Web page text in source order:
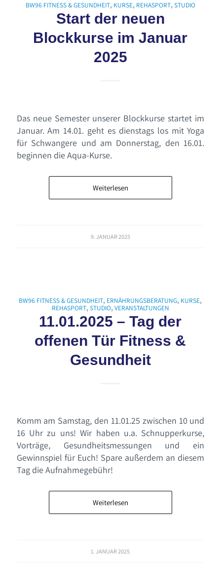
BW96 FITNESS & GESUNDHEIT, KURSE, REHASPORT,STUDIO
Start der neuen
Blockkurse im Januar
2025
Das neue Semester unserer Blockkurse startet im
Januar. Am 14.01. geht es dienstags los mit Yoga
für Schwangere und am Donnerstag, den 16.01.
beginnen die Aqua-Kurse.
Weiterlesen
9. JANUAR 2025
BW96 FITNESS & GESUNDHEIT, ERNÄHRUNGSBERATUNG, KURSE,
REHASPORT,STUDIO,VERANSTALTUNGEN
11.01.2025 – Tag der
offenen Tür Fitness &
Gesundheit
Komm am Samstag, den 11.01.25 zwischen 10 und
16 Uhr zu uns! Wir haben u.a. Schnupperkurse,
Vorträge, Gesundheitsmessungen und ein
Gewinnspiel für Euch! Spare außerdem an diesem
Tag die Aufnahmegebühr!
Weiterlesen
1. JANUAR 2025